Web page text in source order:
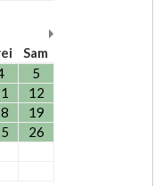
Sam
5
12
19
26